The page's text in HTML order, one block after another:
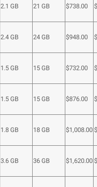
2.1 GB 21 GB $738.00
2.4 GB 24 GB $948.00
1.5 GB 15 GB $732.00
1.5 GB 15 GB $876.00
1.8 GB 18 GB $1,008.00
3.6 GB 36 GB $1,620.00